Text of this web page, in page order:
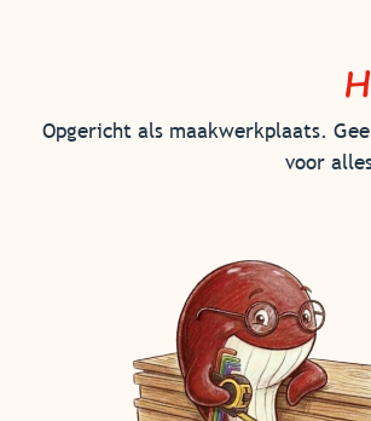
Opgericht als maakwerkplaats.
voor